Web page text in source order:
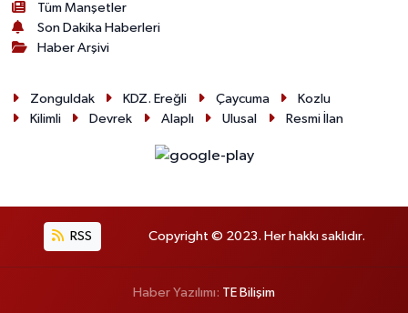
Tüm Manşetler
Son Dakika Haberleri
Haber Arşivi
Zonguldak KDZ. Ereğli Çaycuma
Kozlu
Kilimli
Devrek Alaplı Ulusal Resmi İlan
RSS Copyright © 2023. Her hakkı saklıdır.
Haber Yazılımı: TE Bilişim